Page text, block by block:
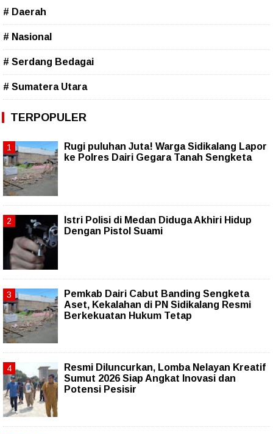
# Daerah
# Nasional
# Serdang Bedagai
# Sumatera Utara
TERPOPULER
Rugi puluhan Juta! Warga Sidikalang Lapor
ke Polres Dairi Gegara Tanah Sengketa
Istri Polisi di Medan Diduga Akhiri Hidup
Dengan Pistol Suami
Pemkab Dairi Cabut Banding Sengketa
Aset, Kekalahan di PN Sidikalang Resmi
Berkekuatan Hukum Tetap
Resmi Diluncurkan, Lomba Nelayan Kreatif
Sumut 2026 Siap Angkat Inovasi dan
Potensi Pesisir